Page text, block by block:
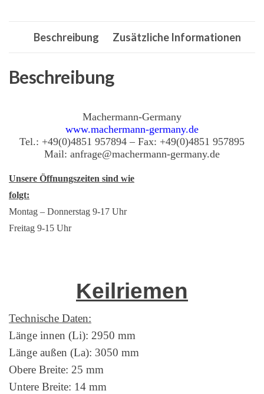
Antriebsriemen
x
Betonmischer
Beschreibung Zusätzliche Informationen
Beschreibung
Machermann-Germany
www.machermann-germany.de
Tel.: +49(0)4851 957894 – Fax: +49(0)4851 957895
Mail: anfrage@machermann-germany.de
Unsere Öffnungszeiten sind wie
folgt:
Montag – Donnerstag 9-17 Uhr
Freitag 9-15 Uhr
Keilriemen
Technische Daten:
Länge innen (Li): 2950 mm
Länge außen (La): 3050 mm
Obere Breite: 25 mm
Untere Breite: 14 mm